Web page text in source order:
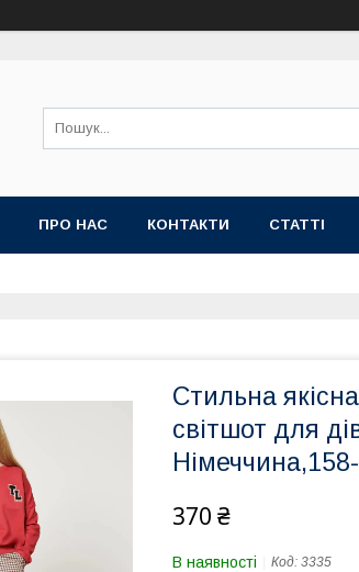
ПРО НАС КОНТАКТИ СТАТТІ
Стильна
світшот для
370 ₴
В наявності Код: 3335